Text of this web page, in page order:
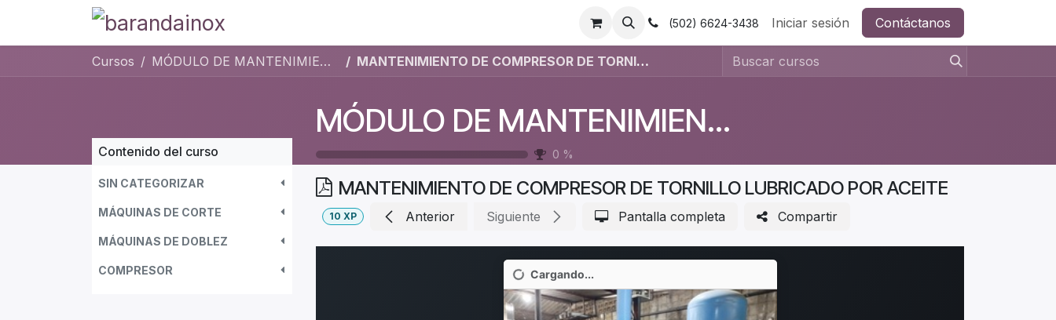
Herrajes y postes Empleos (502) 6624-3438 Iniciar sesión Contáctanos
Cursos MÓDULO DE MANTENIMIENTO DE MÁQUINAS MANTENIMIENTO DE COMPRESOR DE TORNILLO LUBRICADO POR ACEITE
MÓDULO DE MANTENIMIENTO DE MÁQUINAS
0 %
Contenido del curso
SIN CATEGORIZAR
MÁQUINAS DE CORTE
MÁQUINAS DE DOBLEZ
COMPRESOR
MANTENIMIENTO DE COMPRESOR DE TORNILLO LUBRICADO POR ACEITE
10 XP Anterior Siguiente Pantalla completa Compartir